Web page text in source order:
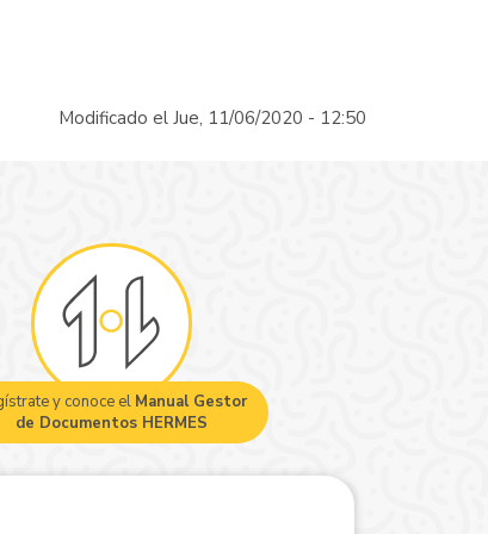
Modificado el Jue, 11/06/2020 - 12:50
y conoce el Manual Gestor
de Documentos HERMES